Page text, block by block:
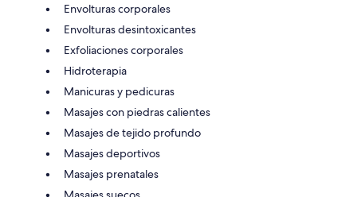
Envolturas corporales
Envolturas desintoxicantes
Exfoliaciones corporales
Hidroterapia
Manicuras y pedicuras
Masajes con piedras calientes
Masajes de tejido profundo
Masajes deportivos
Masajes prenatales